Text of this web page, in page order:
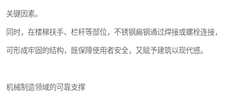
关键因素。
同时，在楼梯扶手、栏杆等部位，不锈钢扁钢通过焊接或螺栓连接，
可形成牢固的结构，既保障使用者安全，又赋予建筑以现代感。
机械制造领域的可靠支撑